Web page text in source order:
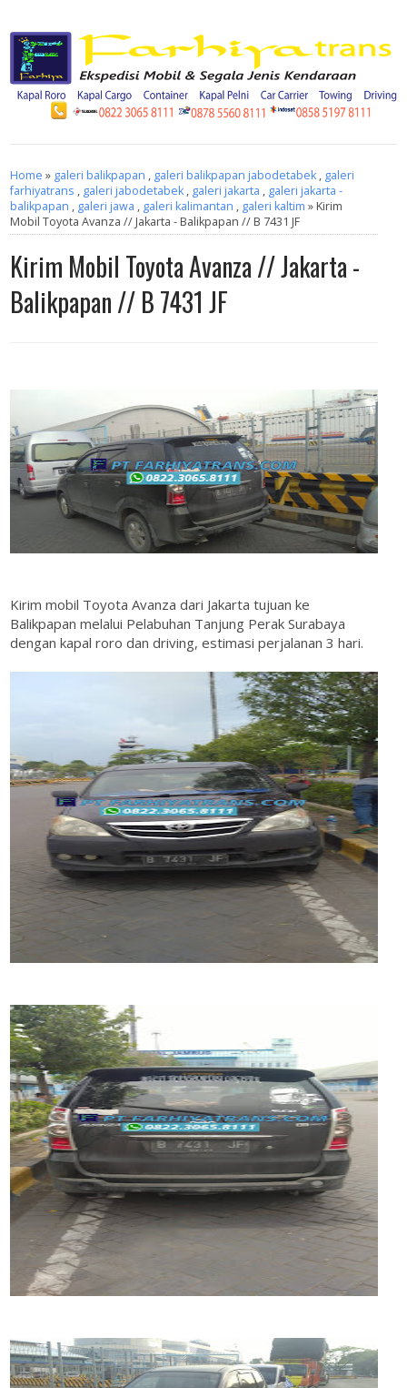
Home » galeri balikpapan , galeri balikpapan jabodetabek, galeri
farhiyatrans , galeri jabodetabek, galeri jakarta , galeri jakarta -
balikpapan , galeri jawa , galeri kalimantan , galeri kaltim » Kirim
Mobil Toyota Avanza // Jakarta - Balikpapan // B 7431 JF
Kirim Mobil Toyota Avanza // Jakarta -
Balikpapan // B 7431 JF
Kirim mobil Toyota Avanza dari Jakarta tujuan ke
Balikpapan melalui Pelabuhan Tanjung Perak Surabaya
dengan kapal roro dan driving, estimasi perjalanan 3 hari.